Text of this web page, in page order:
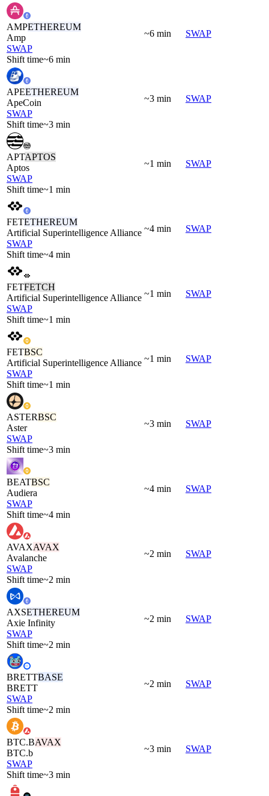
AMPETHEREUM
Amp
SWAP
Shift time~6 min
~6 min SWAP
APEETHEREUM
ApeCoin
SWAP
Shift time~3 min
~3 min SWAP
APTAPTOS
Aptos
SWAP
Shift time~1 min
~1 min SWAP
FETETHEREUM
Artificial Superintelligence Alliance
SWAP
Shift time~4 min
~4 min SWAP
FETFETCH
Artificial Superintelligence Alliance
SWAP
Shift time~1 min
~1 min SWAP
FETBSC
Artificial Superintelligence Alliance
SWAP
Shift time~1 min
~1 min SWAP
ASTERBSC
Aster
SWAP
Shift time~3 min
~3 min SWAP
BEATBSC
Audiera
SWAP
Shift time~4 min
~4 min SWAP
AVAXAVAX
Avalanche
SWAP
Shift time~2 min
~2 min SWAP
AXSETHEREUM
Axie Infinity
SWAP
Shift time~2 min
~2 min SWAP
BRETTBASE
BRETT
SWAP
Shift time~2 min
~2 min SWAP
BTC.BAVAX
BTC.b
SWAP
Shift time~3 min
~3 min SWAP